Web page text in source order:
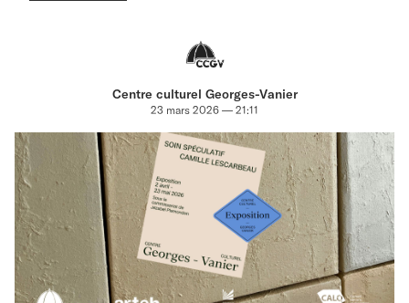
Centre culturel Georges-Vanier
23 mars 2026 — 21:11